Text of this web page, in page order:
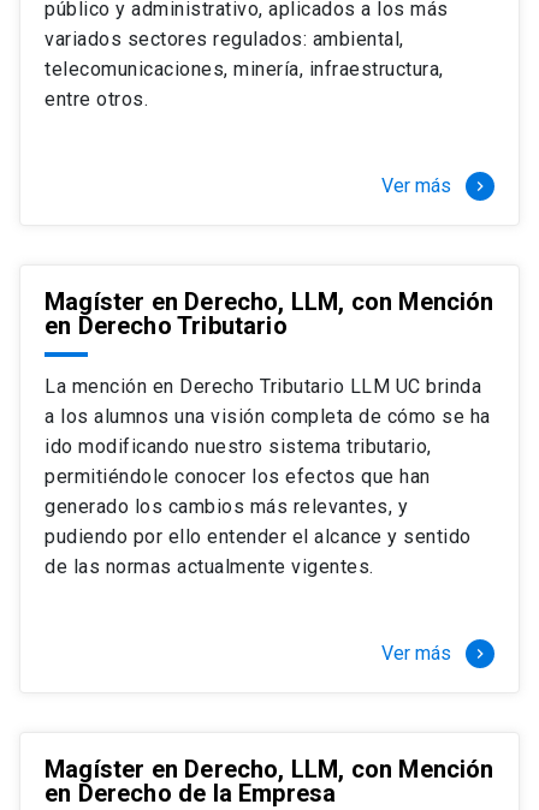
Si optas por la modalidad Full Time:
El LLM UC Full Time es una versión del programa
destinado principalmente a extranjeros, que permite
necesidades y expectativas profesionales, eligiendo
completamente al programa o compatibilizarás un
estudio intenso y exigente, con una muy baja carga
laboral, de marzo a noviembre, para dedicarte
completamente a la actividad de graduación de
diciembre a marzo.
2 cursos mínimos (10 créditos) Primer
semestre
+ 5 cursos a elección (50 créditos) Primer
semestre
+ 4 cursos a elección (40 créditos)
tres meses a tiempo completo (20
Juan Ignacio Piña Rochefort
Director Magíster en Derecho, LLM UC
público y administrativo, aplicados a los más
variados sectores regulados: ambiental,
telecomunicaciones, minería, infraestructura,
entre otros.
Ver más keyboard_arrow_right
Magíster en Derecho, LLM, con Mención
en Derecho Tributario
La mención en Derecho Tributario LLM UC brinda
a los alumnos una visión completa de cómo se ha
ido modificando nuestro sistema tributario,
permitiéndole conocer los efectos que han
generado los cambios más relevantes, y
pudiendo por ello entender el alcance y sentido
de las normas actualmente vigentes.
Ver más keyboard_arrow_right
Magíster en Derecho, LLM, con Mención
en Derecho de la Empresa